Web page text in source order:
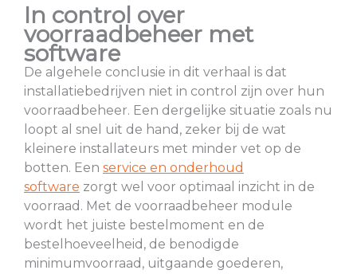
In control over
voorraadbeheer met
software
De algehele conclusie in dit verhaal is dat
installatiebedrijven niet in control zijn over hun
voorraadbeheer. Een dergelijke situatie zoals nu
loopt al snel uit de hand, zeker bij de wat
kleinere installateurs met minder vet op de
botten. Een service en onderhoud
software zorgt wel voor optimaal inzicht in de
voorraad. Met de voorraadbeheer module
wordt het juiste bestelmoment en de
bestelhoeveelheid, de benodigde
minimumvoorraad, uitgaande goederen,